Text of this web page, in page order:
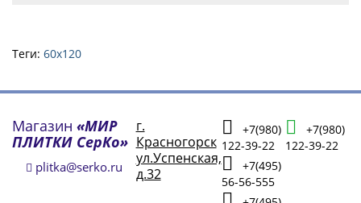
Теги: 60х120
Магазин «МИР
ПЛИТКИ СерКо»
plitka@serko.ru
г.
Красногорск
ул.Успенская,
д.32
+7(980)
122-39-22
+7(495)
56-56-555
+7(980)
122-39-22